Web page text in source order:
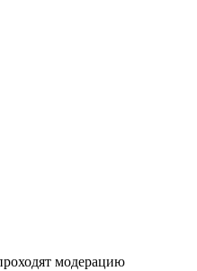
модерацию